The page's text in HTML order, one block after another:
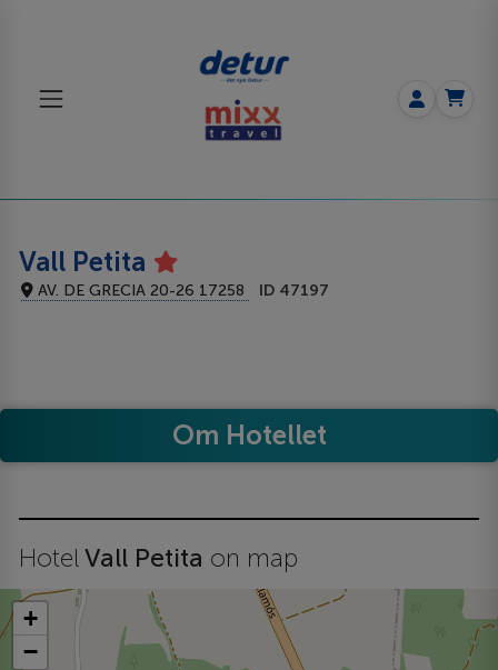
Vall Petita
AV. DE GRECIA 20-26 17258 ID 47197
Om Hotellet
HotelVall Petita on map
+
−